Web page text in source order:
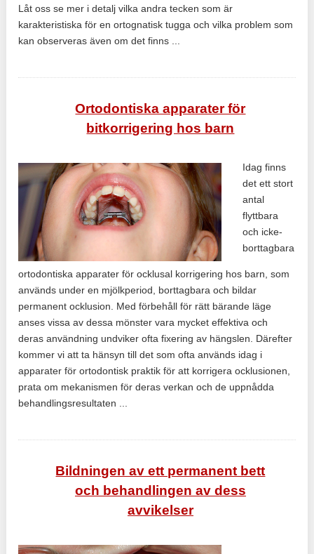
Låt oss se mer i detalj vilka andra tecken som är
karakteristiska för en ortognatisk tugga och vilka problem som
kan observeras även om det finns ...
Ortodontiska apparater för
bitkorrigering hos barn
Idag finns
det ett stort
antal
flyttbara
och icke-
borttagbara
ortodontiska apparater för ocklusal korrigering hos barn, som
används under en mjölkperiod, borttagbara och bildar
permanent ocklusion. Med förbehåll för rätt bärande läge
anses vissa av dessa mönster vara mycket effektiva och
deras användning undviker ofta fixering av hängslen. Därefter
kommer vi att ta hänsyn till det som ofta används idag i
apparater för ortodontisk praktik för att korrigera ocklusionen,
prata om mekanismen för deras verkan och de uppnådda
behandlingsresultaten ...
Bildningen av ett permanent bett
och behandlingen av dess
avvikelser